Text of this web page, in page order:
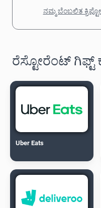
ನಮ್ಮ ಬೆಂಬಲಿತ
ರೆಸ್ಟೋರೆಂಟ್ ಗಿಫ್ಟ್
Uber Eats